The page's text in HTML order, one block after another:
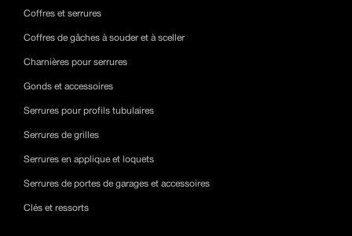
Coffres et serrures
Coffres de gâches à souder et à sceller
Charnières pour serrures
Gonds et accessoires
Serrures pour profils tubulaires
Serrures de grilles
Serrures en applique et loquets
Serrures de portes de garages et accessoires
Clés et ressorts